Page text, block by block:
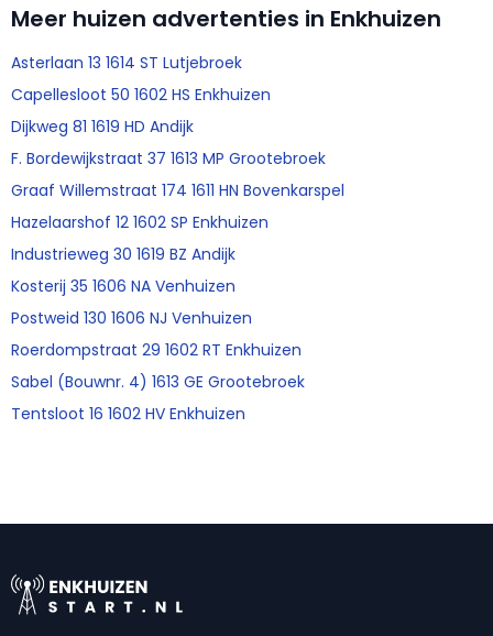
Meer huizen advertenties in Enkhuizen
Asterlaan 13 1614 ST Lutjebroek
Capellesloot 50 1602 HS Enkhuizen
Dijkweg 81 1619 HD Andijk
F. Bordewijkstraat 37 1613 MP Grootebroek
Graaf Willemstraat 174 1611 HN Bovenkarspel
Hazelaarshof 12 1602 SP Enkhuizen
Industrieweg 30 1619 BZ Andijk
Kosterij 35 1606 NA Venhuizen
Postweid 130 1606 NJ Venhuizen
Roerdompstraat 29 1602 RT Enkhuizen
Sabel (Bouwnr. 4) 1613 GE Grootebroek
Tentsloot 16 1602 HV Enkhuizen